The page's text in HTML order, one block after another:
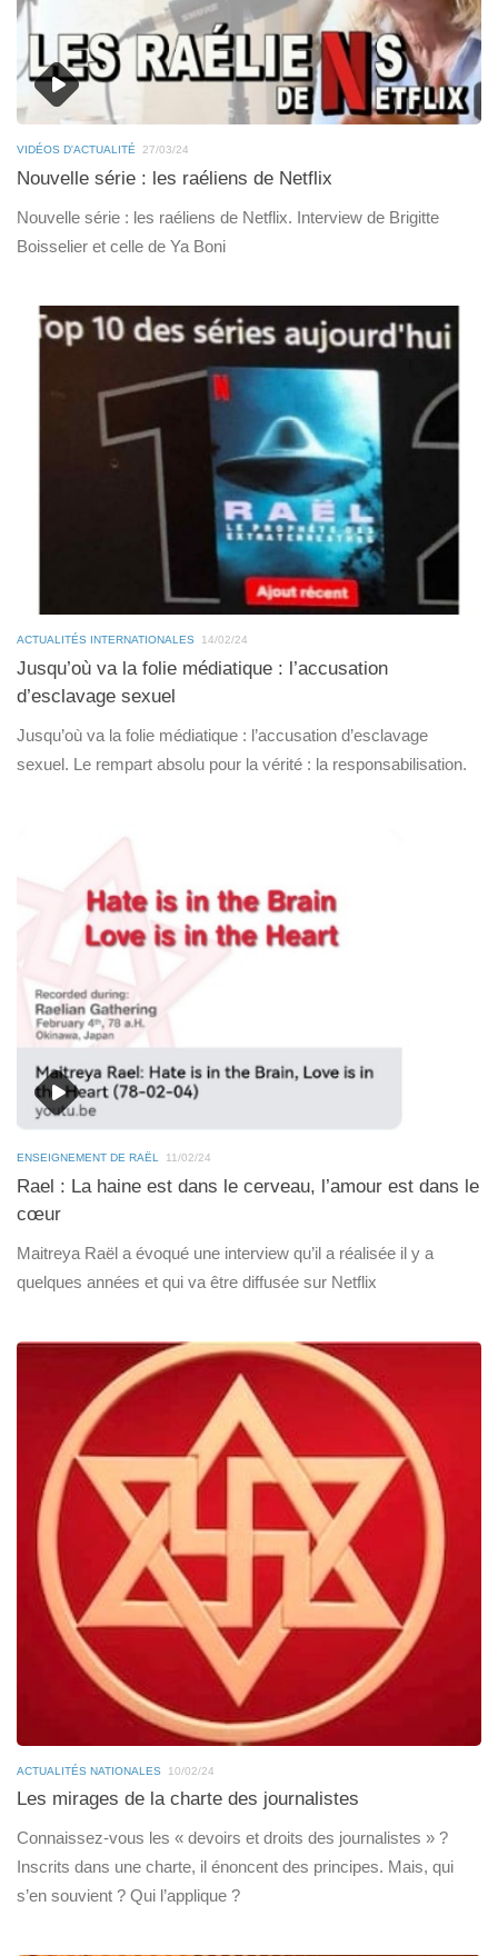
VIDÉOS D'ACTUALITÉ 27/03/24
Nouvelle série : les raéliens de Netflix
Nouvelle série : les raéliens de Netflix. Interview de Brigitte
Boisselier et celle de Ya Boni
ACTUALITÉS INTERNATIONALES 14/02/24
Jusqu’où va la folie médiatique : l’accusation
d’esclavage sexuel
Jusqu’où va la folie médiatique : l’accusation d’esclavage
sexuel. Le rempart absolu pour la vérité : la responsabilisation.
ENSEIGNEMENT DE RAËL 11/02/24
Rael : La haine est dans le cerveau, l’amour est dans le
cœur
Maitreya Raël a évoqué une interview qu’il a réalisée il y a
quelques années et qui va être diffusée sur Netflix
ACTUALITÉS NATIONALES 10/02/24
Les mirages de la charte des journalistes
Connaissez-vous les « devoirs et droits des journalistes » ?
Inscrits dans une charte, il énoncent des principes. Mais, qui
s’en souvient ? Qui l’applique ?